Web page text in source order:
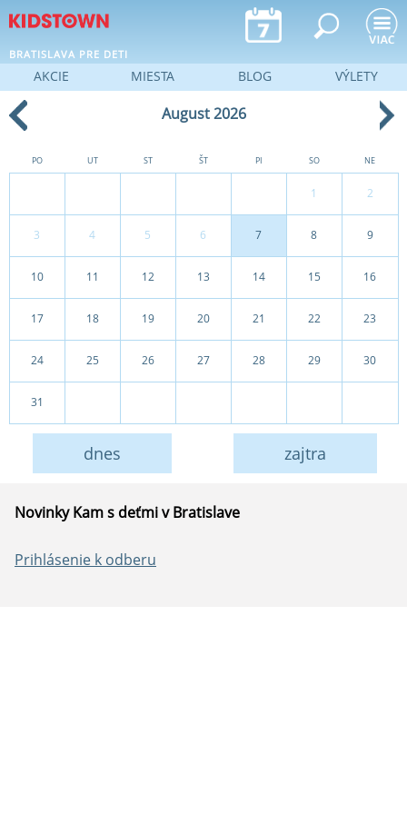
Jump to navigation
BRATISLAVA PRE DETI
August 2026
PO UT ST ŠT PI SO NE
1 2
3 4 5 6 7 8 9
10 11 12 13 14 15 16
17 18 19 20 21 22 23
24 25 26 27 28 29 30
31
dnes zajtra
Novinky Kam s deťmi v Bratislave
Prihlásenie k odberu
AKCIE MIESTA BLOG VÝLETY